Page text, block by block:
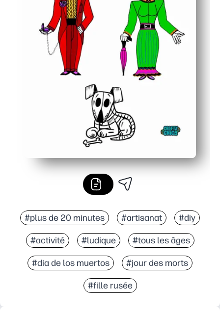
#plus de 20 minutes #artisanat #diy
#activité #ludique #tous les âges
#dia de los muertos #jour des morts
#fille rusée